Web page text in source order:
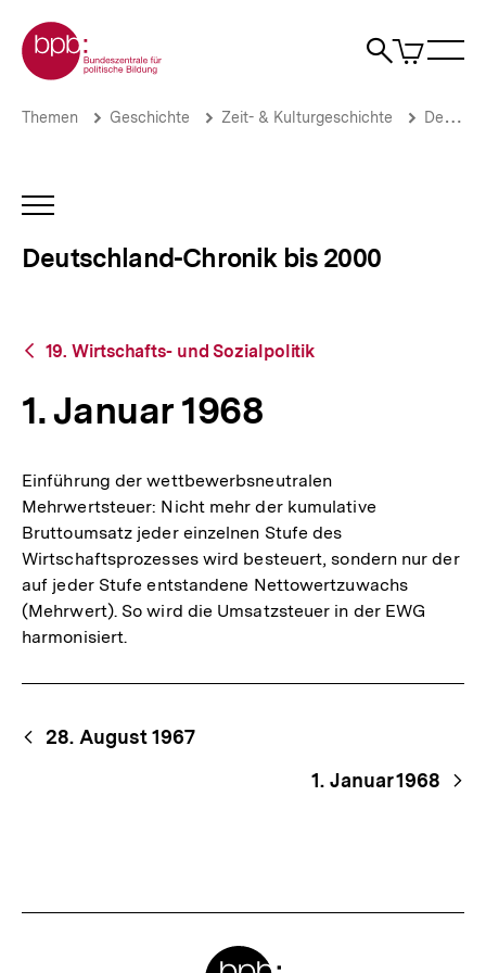
zum
Seiteninhalt
springen
Zur Startseite der bpb
Suche
Artikel
im
Deutschland-
Chronik
2000
Brotkrümelnavigation
Pfadnavigation
Themen Geschichte Zeit- & Kulturgeschichte Deutschland-Chronik bis 2000
INHALTSNAVIGATION
Deutschland-Chronik bis 2000
Zurück
Übersicht
19. Wirtschafts- und Sozialpolitik
1. Januar 1968
Einführung der wettbewerbsneutralen
Mehrwertsteuer: Nicht mehr der kumulative
Bruttoumsatz jeder einzelnen Stufe des
Wirtschaftsprozesses wird besteuert, sondern nur der
auf jeder Stufe entstandene Nettowertzuwachs
(Mehrwert). So wird die Umsatzsteuer in der EWG
harmonisiert.
Begriffsnavigation
Content-
Navigation
28. August 1967
1. Januar 1968